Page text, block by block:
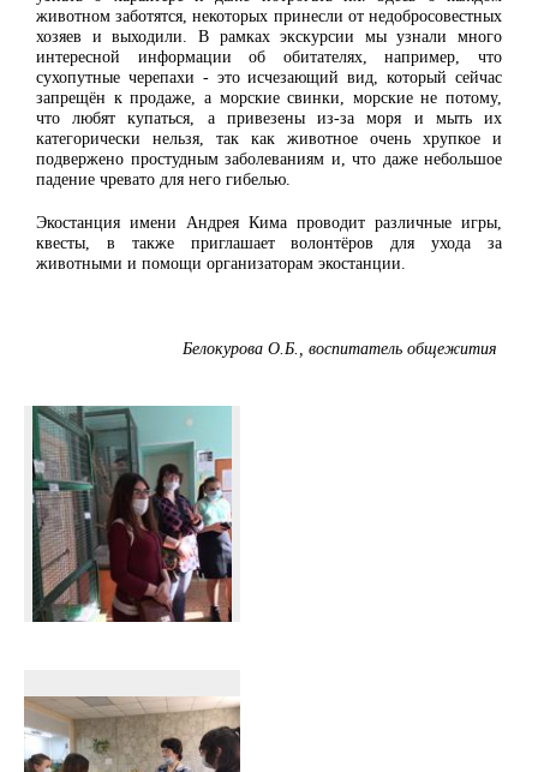
животном заботятся, некоторых принесли от недобросовестных
хозяев и выходили. В рамках экскурсии мы узнали много
интересной информации об обитателях, например, что
сухопутные черепахи - это исчезающий вид, который сейчас
запрещён к продаже, а морские свинки, морские не потому,
что любят купаться, а привезены из-за моря и мыть их
категорически нельзя, так как животное очень хрупкое и
подвержено простудным заболеваниям и, что даже небольшое
падение чревато для него гибелью.
Экостанция имени Андрея Кима проводит различные игры,
квесты, в также приглашает волонтёров для ухода за
животными и помощи организаторам экостанции.
Белокурова О.Б., воспитатель общежития